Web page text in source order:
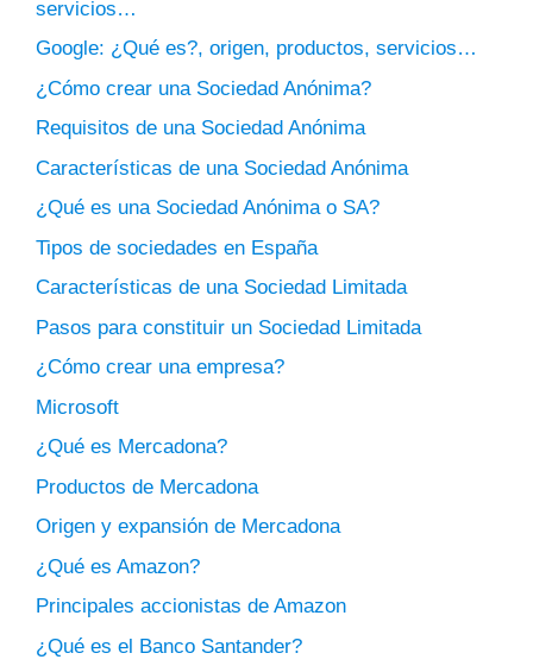
servicios…
Google: ¿Qué es?, origen, productos, servicios…
¿Cómo crear una Sociedad Anónima?
Requisitos de una Sociedad Anónima
Características de una Sociedad Anónima
¿Qué es una Sociedad Anónima o SA?
Tipos de sociedades en España
Características de una Sociedad Limitada
Pasos para constituir un Sociedad Limitada
¿Cómo crear una empresa?
Microsoft
¿Qué es Mercadona?
Productos de Mercadona
Origen y expansión de Mercadona
¿Qué es Amazon?
Principales accionistas de Amazon
¿Qué es el Banco Santander?